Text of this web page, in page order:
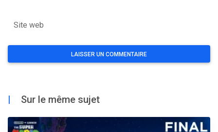
Site web
| Sur le même sujet